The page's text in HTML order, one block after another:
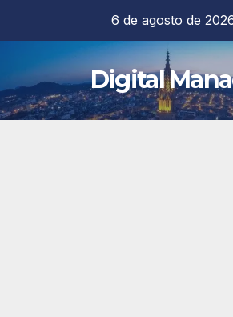
contenido
6 de agosto de
Digital